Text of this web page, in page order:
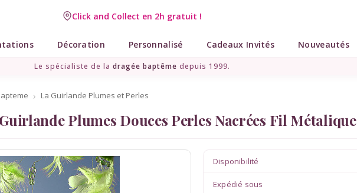
Click and Collect en 2h gratuit !
Livraison point relais gratuit dès 89 € !
Décoration Personnalisé Cadeaux Invités Nouveautés
Le spécialiste de la dragée baptême depuis 1999.
La Guirlande Plumes et Perles
Guirlande Plumes Douces Perles Nacrées Fil Métalique
Disponibilité
Expédié sous